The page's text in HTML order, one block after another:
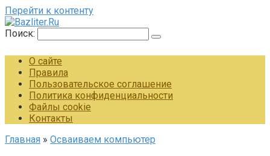
Перейти к контенту
Поиск:
О сайте
Правила
Пользовательское соглашение
Политика конфиденциальности
Файлы cookie
Контакты
Главная » Осваиваем компьютер